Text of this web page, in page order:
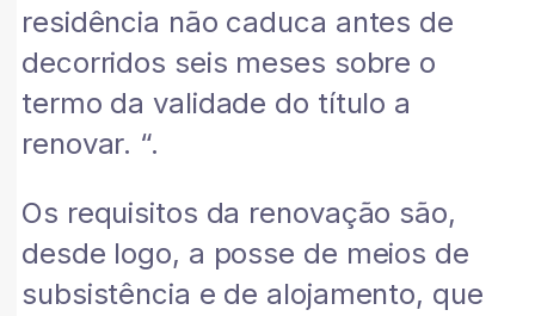
residência não caduca antes de
decorridos seis meses sobre o
termo da validade do título a
renovar. “.
Os requisitos da renovação são,
desde logo, a posse de meios de
subsistência e de alojamento, que